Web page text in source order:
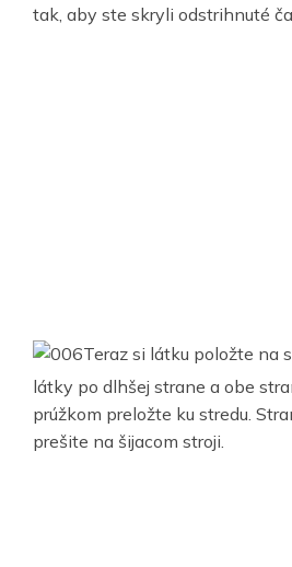
tak, aby ste skryli odstrihnuté
Teraz si látku položte na
látky po dlhšej strane a obe
prúžkom preložte ku stredu.
prešite na šijacom stroji.